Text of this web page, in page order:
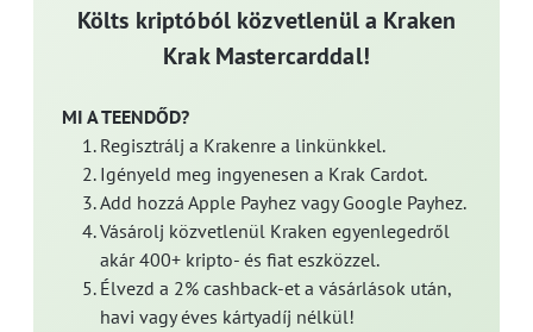
Költs kriptóból közvetlenül a Kraken
Krak Mastercarddal!
MI A TEENDŐD?
Regisztrálj a Krakenre a linkünkkel.
Igényeld meg ingyenesen a Krak Cardot.
Add hozzá Apple Payhez vagy Google Payhez.
Vásárolj közvetlenül Kraken egyenlegedről
akár 400+ kripto- és fiat eszközzel.
Élvezd a 2% cashback-et a vásárlások után,
havi vagy éves kártyadíj nélkül!